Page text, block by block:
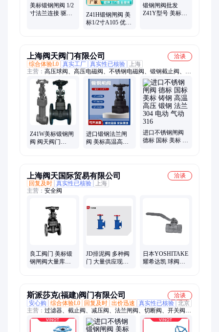
美标锻钢闸阀 1/2
寸法兰连接 驱动
Z41H锻钢闸阀 美
标1/2寸A105 优化
锻钢闸阀批发
Z41Y型号 美标高
上海阀天阀门有限公司
洽谈
综合体验L0 真实工厂 真实性已核验
上海
主营： 高压球阀、高压电磁阀、不锈钢电磁阀、锻钢截止阀、蒸
汽减压阀、蒸汽疏水阀、进口隔膜泵、不锈钢球阀、电动调节阀
Z41W美标锻钢闸
阀 阀天阀门
进口锻钢法兰闸
阀 美标高温高压
进口不锈钢闸阀
德标 国标 美标 铸
上海阀天国际贸易有限公司
洽谈
回复及时 真实性已核验
上海
主营： 安全阀
良工阀门 美标锻
钢闸阀大量库存
JD排泥阀 多种阀
门 大量供应现货
日本YOSHITAKE
耀希达凯 球阀
斯派莎克(福建)阀门有限公司
洽谈
安心购
综合体验L0 回复及时 出价迅速 真实性已核验 北京
主营： 过滤器、截止阀、减压阀、法兰闸阀、切断阀、开关阀、
疏水阀、焊接球阀、气动蝶阀、法兰球阀、衬氟止回阀、双偏心
蝶阀、衬氟隔膜阀、卫生级球阀、蒸汽安全阀、水流指示器、丝